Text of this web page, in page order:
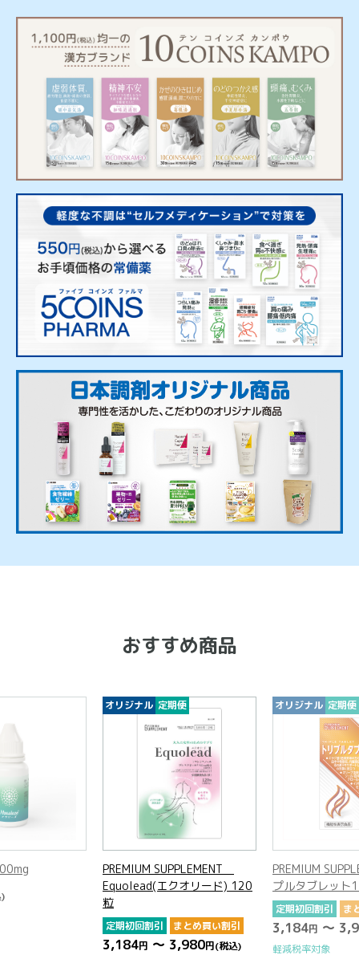
おすすめ商品
オリジナル 定期便
PREMIUM SUPPLEMENT
Equolead(エクオリード) 120
定期初回割引 まとめ買い割引
円～ 3,980 円(税込)
オリジナル 定期便
PREMIUM
プルタブレット150粒
定期初回割引 まとめ買い
3,184 円～ 3,980 円(
軽減税率対象